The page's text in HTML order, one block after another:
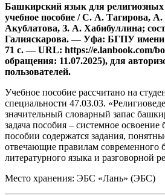
Башкирский язык для религиозных
учебное пособие / С. А. Тагирова,
Акублатова, З. А. Хабибуллина;
Галияскарова. — Уфа: БГПУ
71 с. — URL: https://e.lanbook.com/
обращения: 11.07.2025), для
пользователей.
Учебное пособие рассчитано на
специальности 47.03.03.
значительный словарный запас
задача пособия – системное
пособии содержатся задания,
отвечающие правилам современного
литературного языка и разговорной
Место хранения: ЭБС «Лань» (ЭБС)